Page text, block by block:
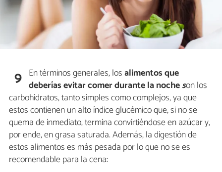
9 En términos generales, losalimentos que
deberías evitar comer durante la nocheson los
carbohidratos, tanto simples como complejos, ya que
estos contienen un alto índice glucémico que, si no se
quema de inmediato, termina convirtiéndose en azúcar y,
por ende, en grasa saturada. Además, la digestión de
estos alimentos es más pesada por lo que no se es
recomendable para la cena: